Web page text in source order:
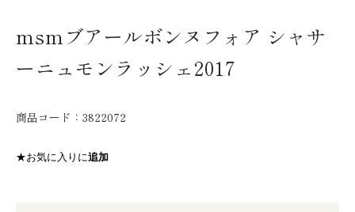
msmブアールボンヌフォア シャサ
ーニュモンラッシェ2017
商品コード： 3822072
★お気に入りに追加